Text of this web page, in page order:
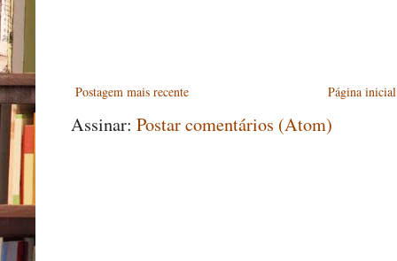
Postagem mais recente Página inicial
Assinar: Postar comentários (Atom)